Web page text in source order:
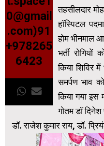
0@gmail
.com)91
+978265
6423
तहसीलदार
हॉस्पिटल
होम भीनमाल
भर्ती
किया शिविर में
समर्पण भाव
किया गया इस
गोतम डॉ दिनेश
डॉ. राजेश कुमार राय, डॉ.